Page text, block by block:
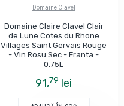
Domaine Clavel
Domaine Claire Clavel Clair
de Lune Cotes du Rhone
Villages Saint Gervais Rouge
- Vin Rosu Sec - Franta -
0.75L
91,79 lei